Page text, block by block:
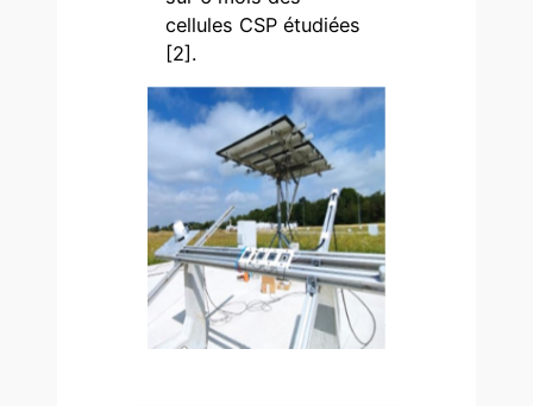
cellules CSP étudiées
[2].